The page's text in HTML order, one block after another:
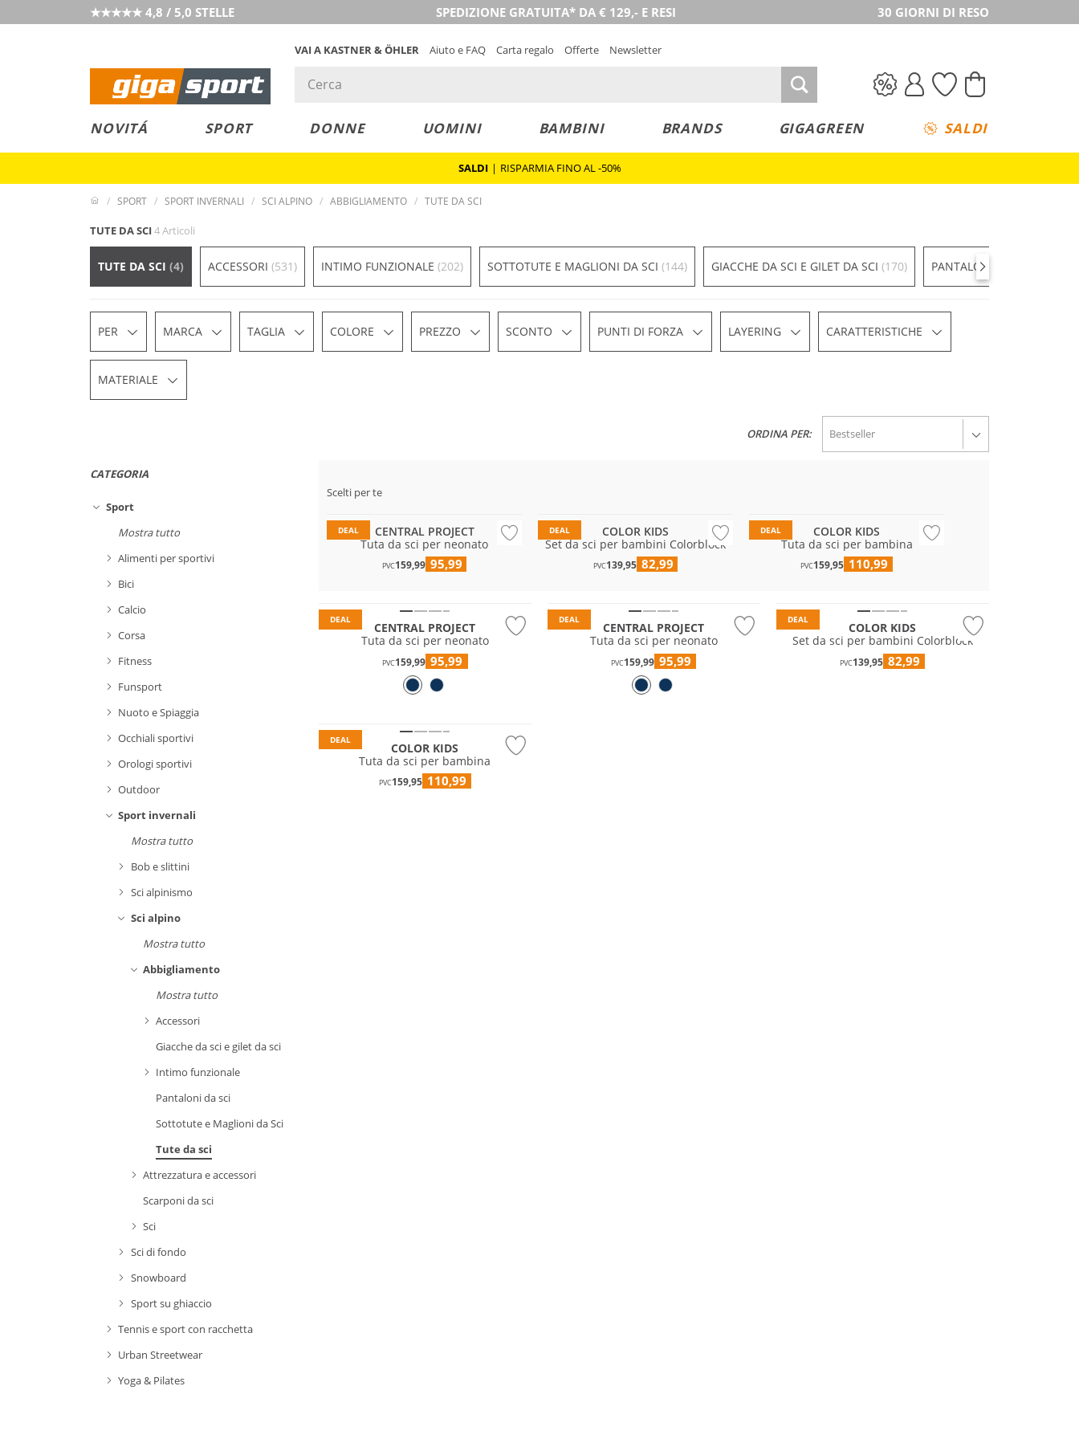
★★★★★ 4,8 / 5,0 STELLE SPEDIZIONE GRATUITA* DA € 129,- E RESI 30 GIORNI DI RESO
VAI A KASTNER & ÖHLER Aiuto e FAQ Carta regalo Offerte Newsletter
NOVITÁ SPORT DONNE UOMINI BAMBINI BRANDS GIGAGREEN SALDI
SALDI | RISPARMIA FINO AL -50%
SPORT SPORT INVERNALI SCI ALPINO ABBIGLIAMENTO TUTE DA SCI
TUTE DA SCI4 Articoli
TUTE DA SCI (4) ACCESSORI (531) INTIMO FUNZIONALE (202) SOTTOTUTE E MAGLIONI DA SCI (144) GIACCHE DA SCI E GILET DA SCI (170) PANTALONI DA SCI
PER MARCA TAGLIA COLORE PREZZO SCONTO PUNTI DI FORZA LAYERING CARATTERISTICHE
MATERIALE
ORDINA PER:
CATEGORIA
Sport
Mostra tutto
Alimenti per sportivi
Bici
Calcio
Corsa
Fitness
Funsport
Nuoto e Spiaggia
Occhiali sportivi
Orologi sportivi
Outdoor
Sport invernali
Mostra tutto
Bob e slittini
Sci alpinismo
Sci alpino
Mostra tutto
Abbigliamento
Mostra tutto
Accessori
Giacche da sci e gilet da sci
Intimo funzionale
Pantaloni da sci
Sottotute e Maglioni da Sci
Tute da sci
Attrezzatura e accessori
Scarponi da sci
Sci
Sci di fondo
Snowboard
Sport su ghiaccio
Tennis e sport con racchetta
Urban Streetwear
Yoga & Pilates
Scelti per te
DEAL
Resistente all'acqua
CENTRAL PROJECT
Tuta da sci per neonato
PVC159,99 95,99
DEAL
COLOR KIDS
Set da sci per bambini Colorblock
PVC139,95 82,99
DEAL
COLOR KIDS
Tuta da sci per bambina
PVC159,95 110,99
DEAL
Resistente all'acqua
CENTRAL PROJECT
Tuta da sci per neonato
PVC159,99 95,99
DEAL
Resistente all'acqua
CENTRAL PROJECT
Tuta da sci per neonato
PVC159,99 95,99
DEAL
Resistente all'acqua
COLOR KIDS
Set da sci per bambini Colorblock
PVC139,95 82,99
DEAL
Resistente all'acqua
COLOR KIDS
Tuta da sci per bambina
PVC159,95 110,99